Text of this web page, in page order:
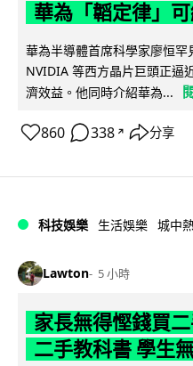
華為「韜定律」
華為半導體首席科學家廖恒
NVIDIA 等西方晶片巨頭正逼
濟效益。他同時介紹華為...
860 338 ↗ 分享
科技娛樂 生活娛樂 城中
Lawton 5 小時
家長無得慳錢買
二手教科書 學生